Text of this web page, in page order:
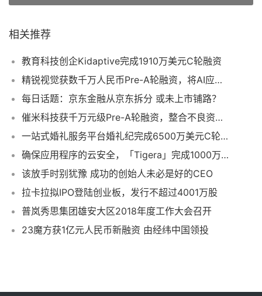
相关推荐
教育科技创企Kidaptive完成1910万美元C轮融资
精锐视觉获数千万人民币Pre-A轮融资，将AI应用于工业视觉领域
每日话题：京东金融从京东拆分 或未上市铺路？
催米科技获千万元级Pre-A轮融资，整合不良资产链条资源
一站式婚礼服务平台婚礼纪完成6500万美元C轮融资
确保应用程序的云安全，「Tigera」完成1000万美元风险融资
该放手时别犹豫 成功的创始人未必是好的CEO
拉卡拉拟IPO登陆创业板，发行不超过4001万股
普岚秀思集团雄安大区2018年度工作大会召开
23魔方获1亿元人民币新融资 由经纬中国领投